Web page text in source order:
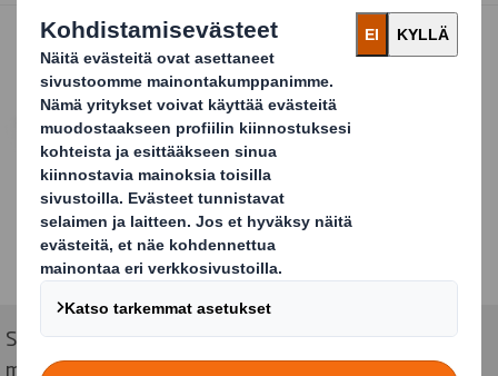
Sammalnapit -tuotteen pakkaus on suunniteltu
monikanavaiseen myyntiin.